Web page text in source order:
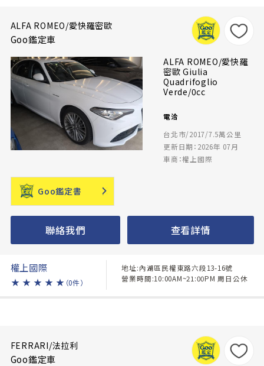
ALFA ROMEO/愛快羅密歐
Goo鑑定車
ALFA ROMEO/愛快羅
密歐 Giulia
Quadrifoglio
Verde/0cc
電洽
台北市/2017/7.5萬公里
更新日期：2026年 07月
車商：權上國際
Goo鑑定書
聯絡我們 查看詳情
權上國際
★ ★ ★ ★ ★ （0件）
地址:內湖區民權東路六段13-16號
營業時間:10:00AM~21:00PM 周日公休
FERRARI/法拉利
Goo鑑定車